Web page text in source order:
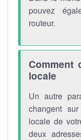
pouvez
routeur.
Comment
locale
Un autre
changent
locale de
deux